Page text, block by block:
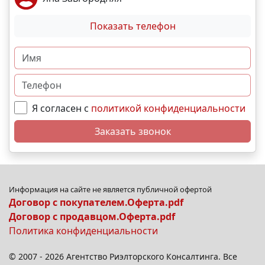
Показать телефон
Я согласен с политикой конфиденциальности
Заказать звонок
Информация на сайте не является публичной офертой
Договор с покупателем.Оферта.pdf
Договор с продавцом.Оферта.pdf
Политика конфиденциальности
© 2007 - 2026 Агентство Риэлторского Консалтинга. Все